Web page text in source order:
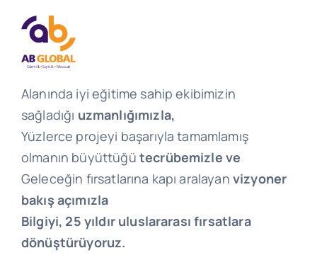
Alanında iyi eğitime sahip ekibimizin
sağladığı uzmanlığımızla,
Yüzlerce projeyi başarıyla tamamlamış
olmanın büyüttüğü tecrübemizle ve
Geleceğin fırsatlarına kapı aralayan vizyoner
bakış açımızla
Bilgiyi, 25 yıldır uluslararası fırsatlara
dönüştürüyoruz.